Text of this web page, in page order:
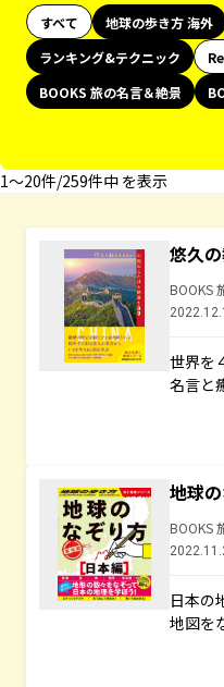
すべて 地球の歩き方 海外
ランキング&テクニック
BOOKS 旅の名言＆絶景
1〜20件/259件中 を表示
悠久
BOOKS
世界を
名言と
地球
BOOKS
日本の
地図を